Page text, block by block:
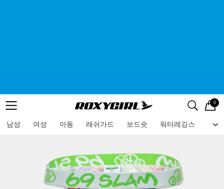
메뉴 검색
로고 0
남성 여성 아동 래쉬가드 보드숏 워터레깅스 비
메뉴